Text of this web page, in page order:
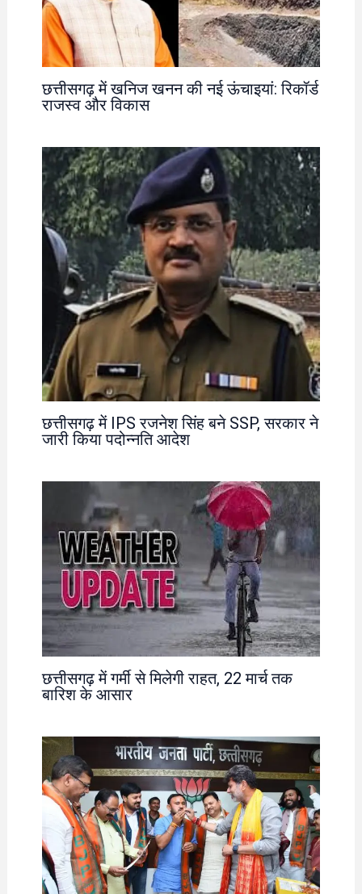
छत्तीसगढ़ में खनिज खनन की नई ऊंचाइयां: रिकॉर्ड
राजस्व और विकास
छत्तीसगढ़ में IPS रजनेश सिंह बने SSP, सरकार ने
जारी किया पदोन्नति आदेश
छत्तीसगढ़ में गर्मी से मिलेगी राहत, 22 मार्च तक
बारिश के आसार